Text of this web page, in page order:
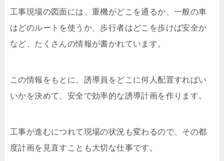
工事現場の図面には、重機がどこを通るか、一般の車
はどのルートを使うか、歩行者はどこを歩けば安全か
など、たくさんの情報が書かれています。
この情報をもとに、誘導員をどこに何人配置すればい
いかを決めて、安全で効率的な誘導計画を作ります。
工事が進むにつれて現場の状況も変わるので、その都
度計画を見直すことも大切な仕事です。